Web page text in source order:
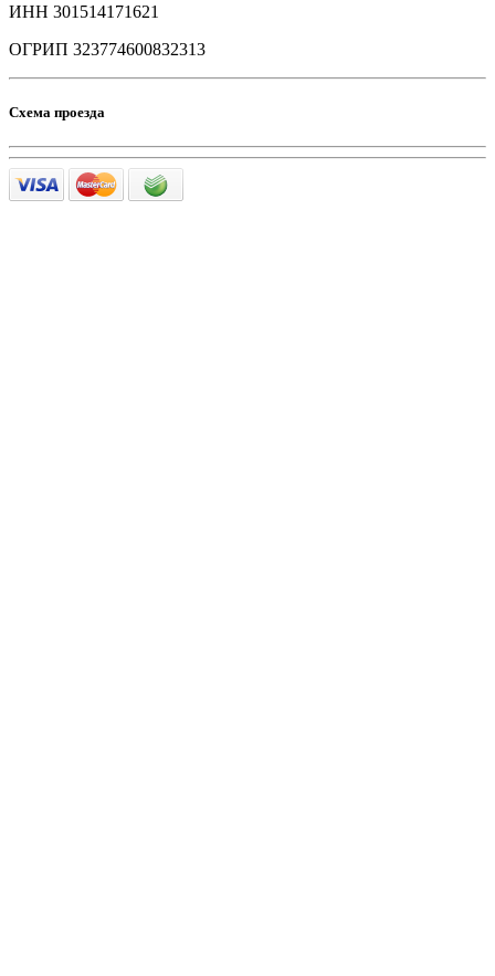
ИНН 301514171621
ОГРИП 323774600832313
Схема проезда